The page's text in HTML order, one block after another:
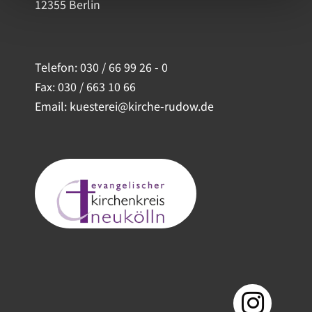
12355 Berlin
Telefon:030 / 66 99 26 - 0
Fax: 030 / 663 10 66
Email: kuesterei@kirche-rudow.de